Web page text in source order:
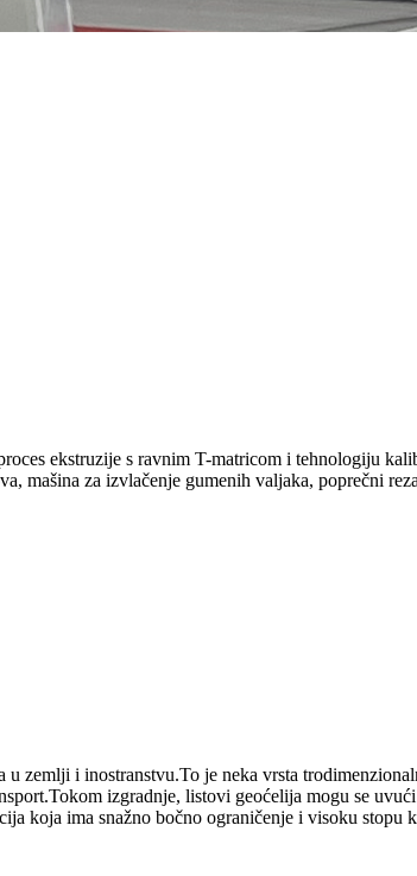
ekstruzije s ravnim T-matricom i tehnologiju
mašina za izvlačenje gumenih valjaka, poprečni
zemlji i inostranstvu.To je neka vrsta
izgradnje, listovi geoćelija mogu se
koja ima snažno bočno ograničenje i visoku stopu